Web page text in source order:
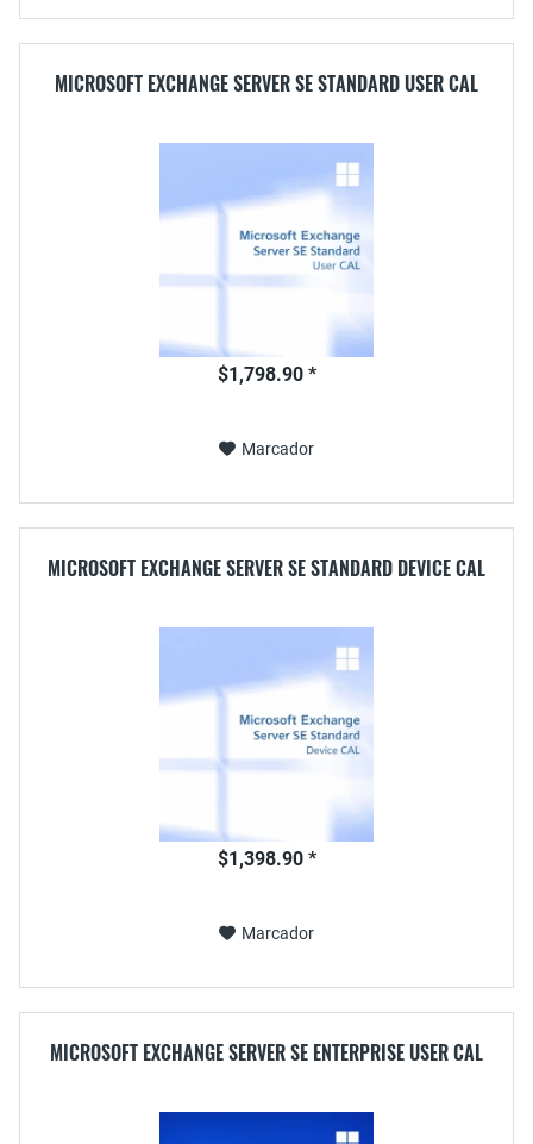
MICROSOFT EXCHANGE SERVER SE STANDARD USER CAL
$1,798.90 *
Marcador
MICROSOFT EXCHANGE SERVER SE STANDARD DEVICE CAL
$1,398.90 *
Marcador
MICROSOFT EXCHANGE SERVER SE ENTERPRISE USER CAL